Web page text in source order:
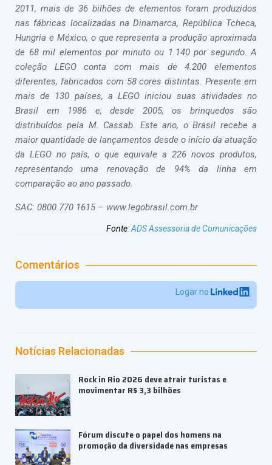
2011, mais de 36 bilhões de elementos foram produzidos
nas fábricas localizadas na Dinamarca, República Tcheca,
Hungria e México, o que representa a produção aproximada
de 68 mil elementos por minuto ou 1.140 por segundo. A
coleção LEGO conta com mais de 4.200 elementos
diferentes, fabricados com 58 cores distintas. Presente em
mais de 130 países, a LEGO iniciou suas atividades no
Brasil em 1986 e, desde 2005, os brinquedos são
distribuídos pela M. Cassab. Este ano, o Brasil recebe a
maior quantidade de lançamentos desde o início da atuação
da LEGO no país, o que equivale a 226 novos produtos,
representando uma renovação de 94% da linha em
comparação ao ano passado.
SAC: 0800 770 1615 – www.legobrasil.com.br
Fonte:ADS Assessoria de Comunicações
Comentários
Logar no
Notícias Relacionadas
Rock in Rio 2026 deve atrair turistas e
movimentar R$ 3,3 bilhões
Fórum discute o papel dos homens na
promoção da diversidade nas empresas